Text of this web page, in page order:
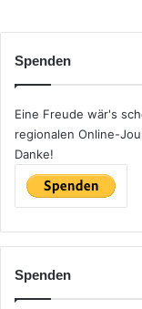
Spenden
Eine Freude wär's
regionalen Online-
Danke!
Spenden